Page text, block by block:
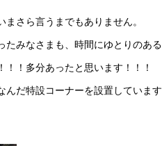
まさら言うまでもありません。
みなさまも、時間にゆとりのあ
！多分あったと思います！！！
だ特設コーナーを設置しています